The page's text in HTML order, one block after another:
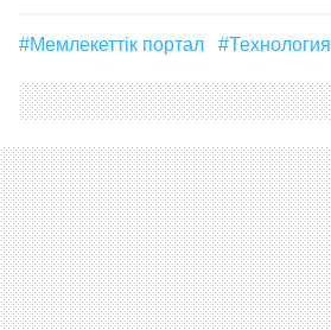
#Мемлекеттік портал #технология